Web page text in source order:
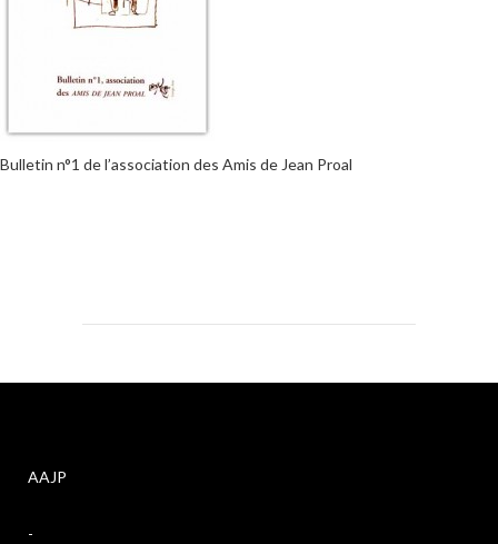
Bulletin n°1 de l’association des Amis de Jean Proal
AAJP
-